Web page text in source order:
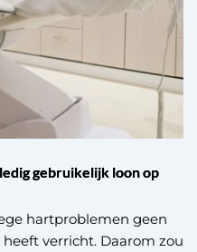
gebruikelijk loon op
hartproblemen geen
verricht. Daarom zou